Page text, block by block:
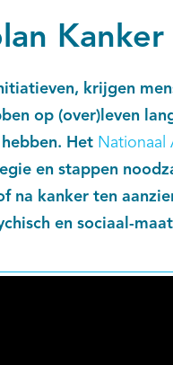
Kanker
krijgen
op (over)leven
Het Nationaal
en stappen
na kanker ten
en sociaal-